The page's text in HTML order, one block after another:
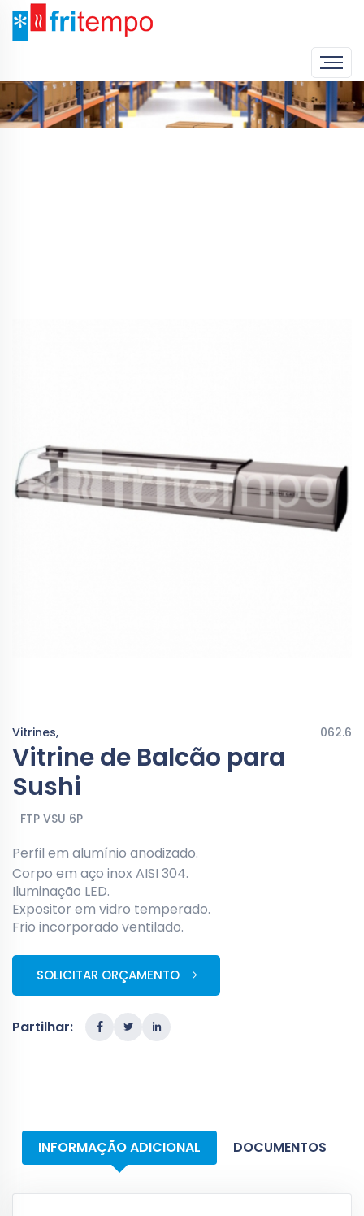
Vitrines, 062.6
Vitrine de Balcão para
Sushi
FTP VSU 6P
Perfil em alumínio anodizado.
Corpo em aço inox AISI 304.
Iluminação LED.
Expositor em vidro temperado.
Frio incorporado ventilado.
SOLICITAR ORÇAMENTO
Partilhar:
INFORMAÇÃO ADICIONAL DOCUMENTOS